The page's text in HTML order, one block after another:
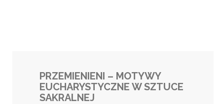
PRZEMIENIENI – MOTYWY
EUCHARYSTYCZNE W SZTUCE
SAKRALNEJ